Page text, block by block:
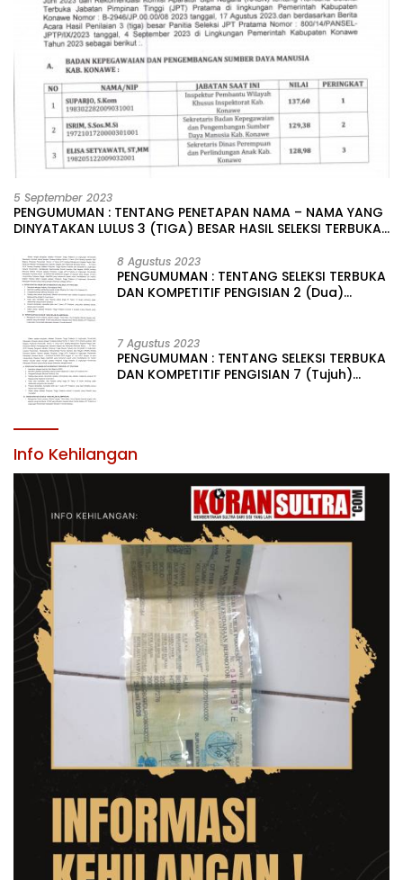
5 September 2023
PENGUMUMAN : TENTANG PENETAPAN NAMA – NAMA YANG
DINYATAKAN LULUS 3 (TIGA) BESAR HASIL SELEKSI TERBUKA
LINGKUNGAN PEMERINTAH DAERAH KABUPATEN KONAWE
8 Agustus 2023
PENGUMUMAN : TENTANG SELEKSI TERBUKA
DAN KOMPETITIF PENGISIAN 2 (Dua)
KABUPATEN KONAWE
7 Agustus 2023
PENGUMUMAN : TENTANG SELEKSI TERBUKA
DAN KOMPETITIF PENGISIAN 7 (Tujuh)
Info Kehilangan